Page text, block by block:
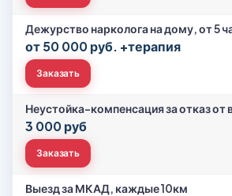
Дежурство нарколога на дому, от 5
от 50 000 руб. +терапия
Заказать
Неустойка-компенсация за отказ от
3 000 руб
Заказать
Выезд за МКАД, каждые 10км